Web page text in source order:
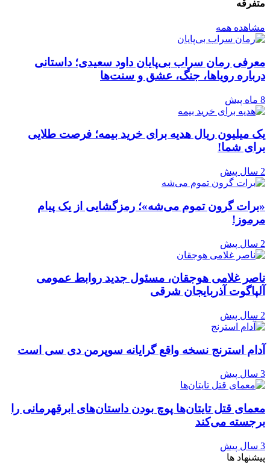
متفرقه
مشاهده همه
معرفی رمان سراب بی‌پایان داود سعیدی؛ داستانی
درباره رویاها، جنگ، عشق و سنت‌ها
8 ماه پیش
یک میلیون ریال هدیه برای خرید بیمه؛ فرصت طلایی
برای شما!
2 سال پیش
«برات گرون تموم می‌شه»؛ رمزگشایی از یک پیام
مرموز!
2 سال پیش
ناصر غلامی هوجقان، مسئول جدید روابط عمومی
آلپاگوت آذربایجان شرقی
2 سال پیش
آدام استرنج نسخه واقع گرایانه سوپرمن دی سی است
3 سال پیش
معمای قتل تایتان‌ها پوچ بودن داستان‌های ابرقهرمانی را
برجسته می‌کند
3 سال پیش
پیشنهاد ها